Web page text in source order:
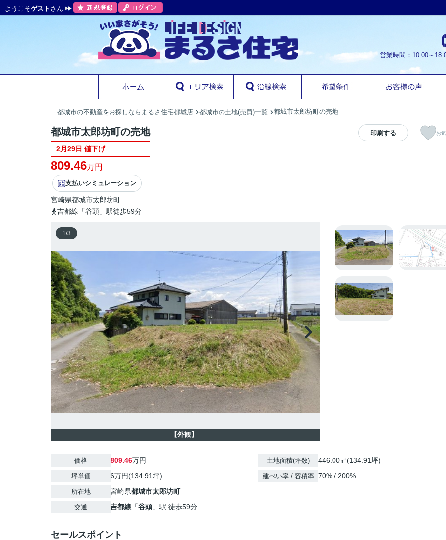
ようこそゲスト さん
営業時間：10:00～
｜都城市の不動産をお探しならまるさ住宅都城店 都城市の土地(売買)一覧 都城市太郎坊町の売地
都城市太郎坊町の売地
2月29日 値下げ
809.46万円
支払いシミュレーション
宮崎県都城市太郎坊町
吉都線「谷頭」駅徒歩59分
印刷する お
1/3
【外観】
価格 809.46万円
坪単価 6万円(134.91坪)
所在地 宮崎県都城市太郎坊町
交通 吉都線 「谷頭 」駅 徒歩59分
土地面積(坪数) 446.00㎡(134.91坪)
建ぺい率 / 容積率 70% / 200%
セールスポイント